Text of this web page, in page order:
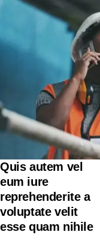
Quis autem vel
eum iure
reprehenderite a
voluptate velit
esse quam nihile